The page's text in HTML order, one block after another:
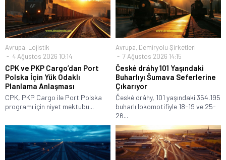
Avrupa, Lojistik
4 Ağustos 2026 10:14
CPK ve PKP Cargo’dan Port
Polska İçin Yük Odaklı
Planlama Anlaşması
CPK, PKP Cargo ile Port Polska
programı için niyet mektubu...
Avrupa, Demiryolu Şirketleri
7 Ağustos 2026 14:15
České dráhy 101 Yaşındaki
Buharlıyı Šumava Seferlerine
Çıkarıyor
České dráhy, 101 yaşındaki 354.195
buharlı lokomotifiyle 18-19 ve 25-
26...